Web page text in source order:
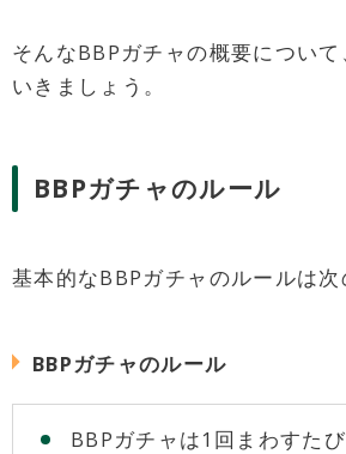
そんなBBPガチャの概要につい
いきましょう。
BBPガチャのルール
基本的なBBPガチャのルールは次
BBPガチャのルール
BBPガチャは1回まわすた